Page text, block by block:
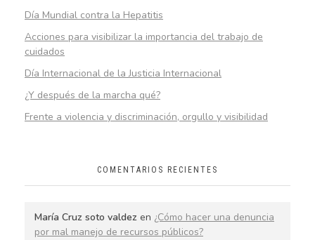
Día Mundial contra la Hepatitis
Acciones para visibilizar la importancia del trabajo de
cuidados
Día Internacional de la Justicia Internacional
¿Y después de la marcha qué?
Frente a violencia y discriminación, orgullo y visibilidad
COMENTARIOS RECIENTES
María Cruz soto valdez en ¿Cómo hacer una denuncia
por mal manejo de recursos públicos?